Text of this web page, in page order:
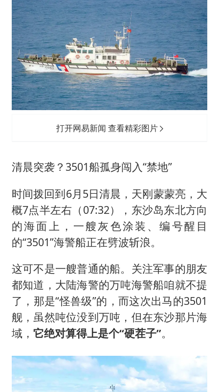
打开网易新闻 查看精彩图片
清晨突袭？3501船孤身闯入“禁地”
时间拨回到6月5日清晨，天刚蒙蒙亮，大
概7点半左右（07:32），东沙岛东北方向
的海面上，一艘灰色涂装、编号醒目
的“3501”海警船正在劈波斩浪。
这可不是一艘普通的船。关注军事的朋友
都知道，大陆海警的万吨海警船咱就不提
了，那是“怪兽级”的，而这次出马的3501
舰，虽然吨位没到万吨，但在东沙那片海
域， 它绝对算得上是个“硬茬子”。